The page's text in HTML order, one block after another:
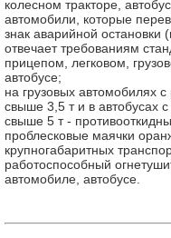
колесном тракторе,
автомобили, которые
знак аварийной
отвечает требованиям
прицепом, легковом,
автобусе;
на грузовых автомобилях
свыше 3,5 т и в автобусах
свыше 5 т -
проблесковые маячки
крупногабаритных
работоспособный
автомобиле, автобусе.